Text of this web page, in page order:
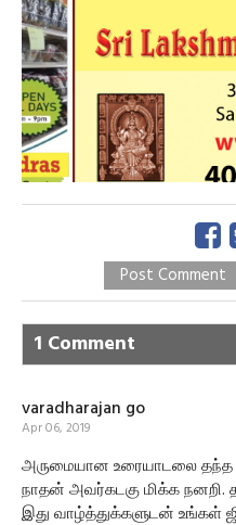
Post Comment
1 Comment
varadharajan go
Apr 06, 2019
அருமையான உரையாடலை தந்த
நாதன் அவர்கடகு மிக்க நனறி.
இது வாழ்த்துக்களுடன் உங்கள்